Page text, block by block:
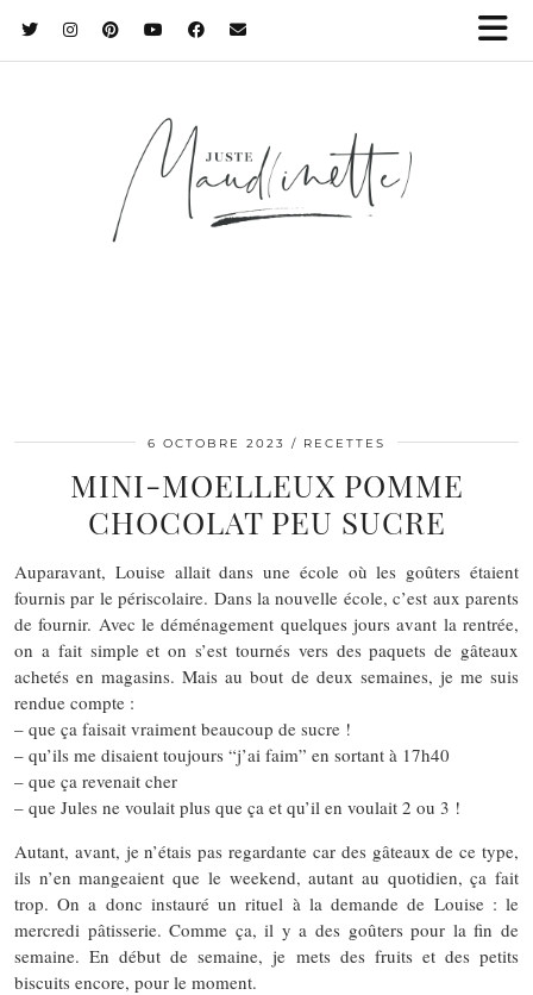
6 OCTOBRE 2023 RECETTES
MINI-MOELLEUX POMME
CHOCOLAT PEU SUCRE
Auparavant, Louise allait dans une école où les goûters étaient
fournis par le périscolaire. Dans la nouvelle école, c’est aux parents
de fournir. Avec le déménagement quelques jours avant la rentrée,
on a fait simple et on s’est tournés vers des paquets de gâteaux
achetés en magasins. Mais au bout de deux semaines, je me suis
rendue compte :
– que ça faisait vraiment beaucoup de sucre !
– qu’ils me disaient toujours “j’ai faim” en sortant à 17h40
– que ça revenait cher
– que Jules ne voulait plus que ça et qu’il en voulait 2 ou 3 !
Autant, avant, je n’étais pas regardante car des gâteaux de ce type,
ils n’en mangeaient que le weekend, autant au quotidien, ça fait
trop. On a donc instauré un rituel à la demande de Louise : le
mercredi pâtisserie. Comme ça, il y a des goûters pour la fin de
semaine. En début de semaine, je mets des fruits et des petits
biscuits encore, pour le moment.